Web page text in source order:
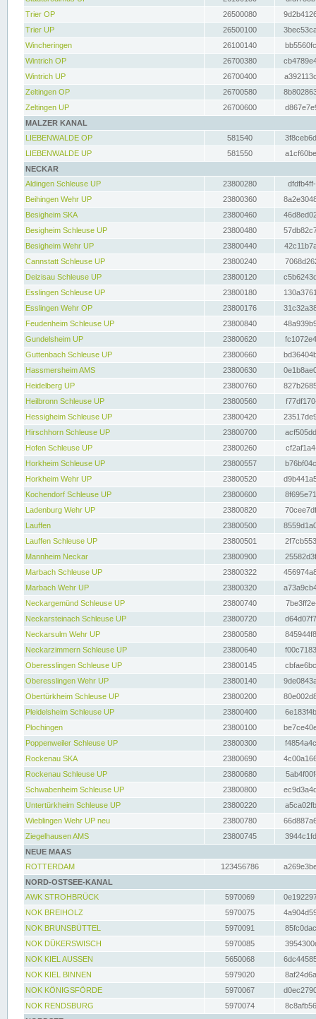
Trier OP
26500080
Trier UP
26500100
Wincheringen
26100140
Wintrich OP
26700380
Wintrich UP
26700400
Zeltingen OP
26700580
Zeltingen UP
26700600
MALZER KANAL
LIEBENWALDE OP
581540
LIEBENWALDE UP
581550
NECKAR
Aldingen Schleuse UP
23800280
Beihingen Wehr UP
23800360
Besigheim SKA
23800460
Besigheim Schleuse UP
23800480
Besigheim Wehr UP
23800440
Cannstatt Schleuse UP
23800240
Deizisau Schleuse UP
23800120
Esslingen Schleuse UP
23800180
Esslingen Wehr OP
23800176
Feudenheim Schleuse UP
23800840
Gundelsheim UP
23800620
Guttenbach Schleuse UP
23800660
Hassmersheim AMS
23800630
Heidelberg UP
23800760
Heilbronn Schleuse UP
23800560
Hessigheim Schleuse UP
23800420
Hirschhorn Schleuse UP
23800700
Hofen Schleuse UP
23800260
Horkheim Schleuse UP
23800557
Horkheim Wehr UP
23800520
Kochendorf Schleuse UP
23800600
Ladenburg Wehr UP
23800820
Lauffen
23800500
Lauffen Schleuse UP
23800501
Mannheim Neckar
23800900
Marbach Schleuse UP
23800322
Marbach Wehr UP
23800320
Neckargemünd Schleuse UP
23800740
Neckarsteinach Schleuse UP
23800720
Neckarsulm Wehr UP
23800580
Neckarzimmern Schleuse UP
23800640
Oberesslingen Schleuse UP
23800145
Oberesslingen Wehr UP
23800140
Obertürkheim Schleuse UP
23800200
Pleidelsheim Schleuse UP
23800400
Plochingen
23800100
Poppenweiler Schleuse UP
23800300
Rockenau SKA
23800690
Rockenau Schleuse UP
23800680
Schwabenheim Schleuse UP
23800800
Untertürkheim Schleuse UP
23800220
Wieblingen Wehr UP neu
23800780
Ziegelhausen AMS
23800745
NEUE MAAS
ROTTERDAM
123456786
NORD-OSTSEE-KANAL
AWK STROHBRÜCK
5970069
NOK BREIHOLZ
5970075
NOK BRUNSBÜTTEL
5970091
NOK DÜKERSWISCH
5970085
NOK KIEL AUSSEN
5650068
NOK KIEL BINNEN
5979020
NOK KÖNIGSFÖRDE
5970067
NOK RENDSBURG
5970074